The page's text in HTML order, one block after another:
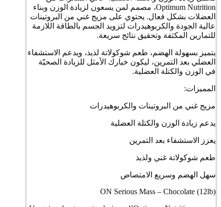
Optimum Nutrition، مصمم لمن يسعون لزيادة الوزن وبناء
العضلات بشكل فعال. يحتوي على مزيج غني من البروتينات
عالية الجودة والكربوهيدرات لتزويد الجسم بالطاقة اللازمة
للتمارين المكثفة وتحقيق نتائج سريعة.
يتميز بسهولة الهضم، طعم شوكولاتة لذيذ، ويدعم الاستشفاء
العضلي بعد التمرين، ليكون خيارك الأمثل للزيادة الصحيّة
في الوزن والكتلة العضلية.
المميزات:
مزيج غني من البروتينات والكربوهيدرات
يدعم زيادة الوزن والكتلة العضلية
يعزز الاستشفاء بعد التمرين
طعم شوكولاتة غني ولذيذ
سهل الهضم وسريع الامتصاص
ON Serious Mass – Chocolate (12lb)